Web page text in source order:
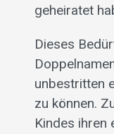
geheiratet
Dieses
unbestritten
zu können.
Kindes ihren